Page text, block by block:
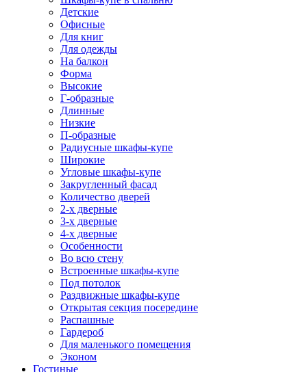
Детские
Офисные
Для книг
Для одежды
На балкон
Форма
Высокие
Г-образные
Длинные
Низкие
П-образные
Радиусные шкафы-купе
Широкие
Угловые шкафы-купе
Закругленный фасад
Количество дверей
2-х дверные
3-х дверные
4-х дверные
Особенности
Во всю стену
Встроенные шкафы-купе
Под потолок
Раздвижные шкафы-купе
Открытая секция посередине
Распашные
Гардероб
Для маленького помещения
Эконом
Гостиные